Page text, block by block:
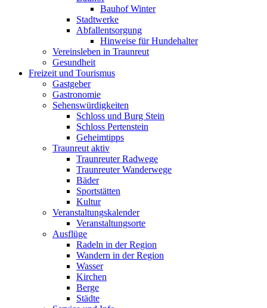
Bauhof Winter
Stadtwerke
Abfallentsorgung
Hinweise für Hundehalter
Vereinsleben in Traunreut
Gesundheit
Freizeit und Tourismus
Gastgeber
Gastronomie
Sehenswürdigkeiten
Schloss und Burg Stein
Schloss Pertenstein
Geheimtipps
Traunreut aktiv
Traunreuter Radwege
Traunreuter Wanderwege
Bäder
Sportstätten
Kultur
Veranstaltungskalender
Veranstaltungsorte
Ausflüge
Radeln in der Region
Wandern in der Region
Wasser
Kirchen
Berge
Städte